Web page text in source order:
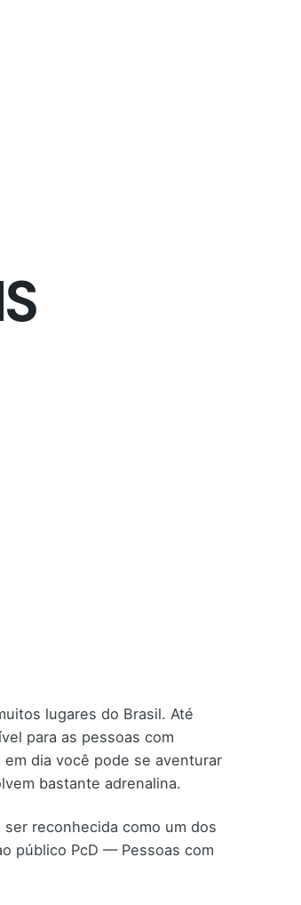
lugares do Brasil. Até
para as pessoas com
dia você pode se aventurar
bastante adrenalina.
reconhecida como um dos
público PcD — Pessoas com